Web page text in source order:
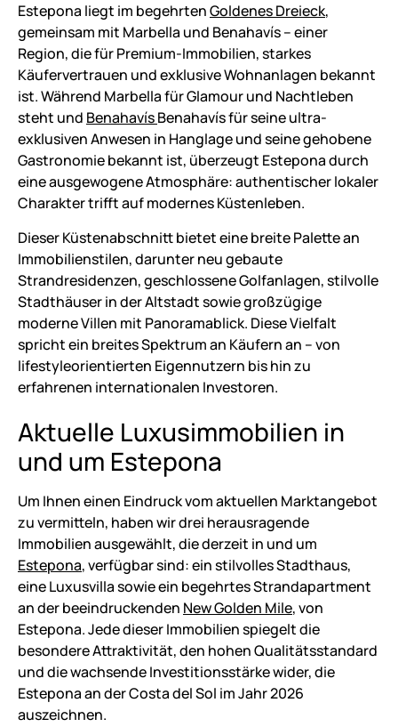
Estepona liegt im begehrtenGoldenes Dreieck,
gemeinsam mit Marbella und Benahavís – einer
Region, die für Premium-Immobilien, starkes
Käufervertrauen und exklusive Wohnanlagen bekannt
ist. Während Marbella für Glamour und Nachtleben
steht und BenahavísBenahavís für seine ultra-
exklusiven Anwesen in Hanglage und seine gehobene
Gastronomie bekannt ist, überzeugt Estepona durch
eine ausgewogene Atmosphäre: authentischer lokaler
Charakter trifft auf modernes Küstenleben.
Dieser Küstenabschnitt bietet eine breite Palette an
Immobilienstilen, darunter neu gebaute
Strandresidenzen, geschlossene Golfanlagen, stilvolle
Stadthäuser in der Altstadt sowie großzügige
moderne Villen mit Panoramablick. Diese Vielfalt
spricht ein breites Spektrum an Käufern an – von
lifestyleorientierten Eigennutzern bis hin zu
erfahrenen internationalen Investoren.
Aktuelle Luxusimmobilien in
und um Estepona
Um Ihnen einen Eindruck vom aktuellen Marktangebot
zu vermitteln, haben wir drei herausragende
Immobilien ausgewählt, die derzeit in und um
Estepona, verfügbar sind: ein stilvolles Stadthaus,
eine Luxusvilla sowie ein begehrtes Strandapartment
an der beeindruckenden New Golden Mile, von
Estepona. Jede dieser Immobilien spiegelt die
besondere Attraktivität, den hohen Qualitätsstandard
und die wachsende Investitionsstärke wider, die
Estepona an der Costa del Sol im Jahr 2026
auszeichnen.